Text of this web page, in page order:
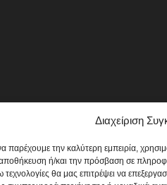
Διαχείριση
παρέχουμε την καλύτερη εμπειρία,
ή/και την πρόσβαση σε
τεχνολογίες θα μας επιτρέψει να